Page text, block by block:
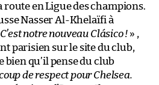
route en Ligue des champions.
Nasser Al-Khelaïfi à
C’est notre nouveau Clásico ! » ,
parisien sur le site du club,
bien qu’il pense du club
de respect pour Chelsea.